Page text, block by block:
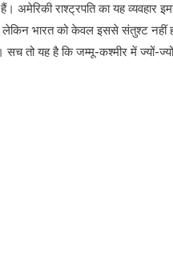
अमेरिकी राश्ट्रपति का यह व्यवहार
भारत को केवल इससे संतुश्ट नहीं
तो यह है कि जम्मू-कश्मीर में ज्यों-